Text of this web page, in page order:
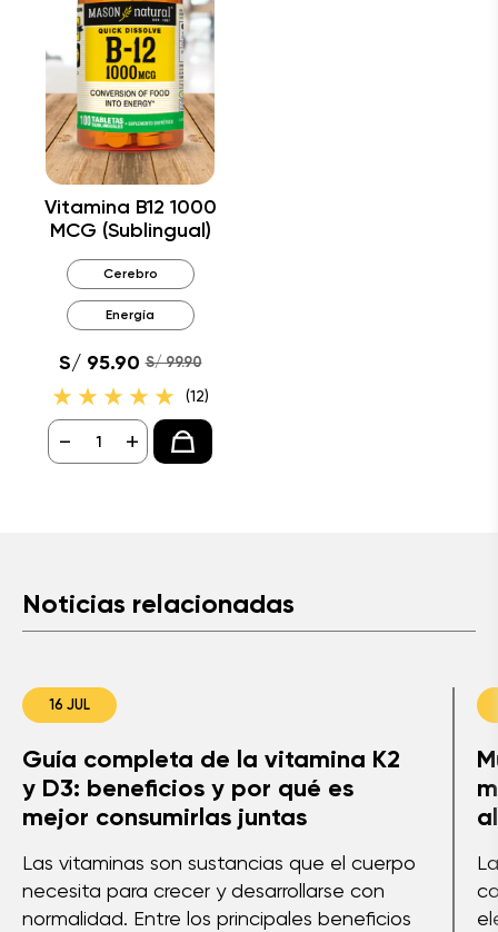
Vitamina B12 1000
MCG (Sublingual)
Cerebro
Energía
S/ 95.90 S/ 99.90
(12)
- +
Noticias relacionadas
Guía completa de la vitamina K2
y D3: beneficios y por qué es
mejor consumirlas juntas
Las vitaminas son sustancias que el cuerpo
necesita para crecer y desarrollarse con
normalidad. Entre los principales beneficios
16 JUL